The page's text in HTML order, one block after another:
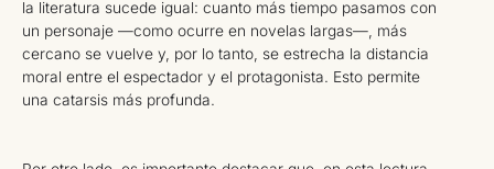
la literatura sucede igual: cuanto más tiempo pasamos con
un personaje —como ocurre en novelas largas—, más
cercano se vuelve y, por lo tanto, se estrecha la distancia
moral entre el espectador y el protagonista. Esto permite
una catarsis más profunda.